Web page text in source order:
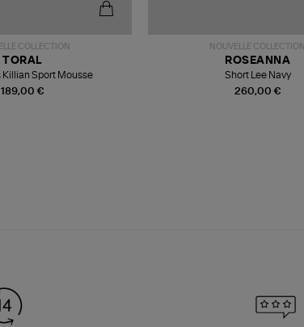
COLLECTION
189,00 €
TORAL
Killian Sport Mousse
NOUVELLE COLLECTION
260,00 €
ROSEANNA
Short Lee Navy